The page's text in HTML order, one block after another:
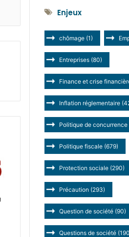
Enjeux
chômage (1)
Entreprises (80)
Finance et crise
Inflation réglementaire
Politique de concurrence
Politique fiscale (679)
Protection sociale (290)
Précaution (293)
Question de société (90)
Questions de société